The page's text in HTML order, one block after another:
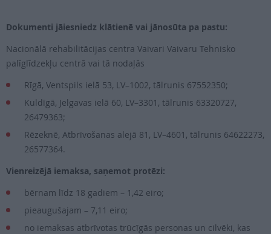
Dokumenti jāiesniedz klātienē vai jānosūta pa pastu:
Nacionālā rehabilitācijas centra Vaivari Vaivaru Tehnisko
palīglīdzekļu centrā vai tā nodaļās
Rīgā, Ventspils ielā 53, LV–1002, tālrunis 67552350;
Kuldīgā, Jelgavas ielā 60, LV–3301, tālrunis 63320727,
26479363;
Rēzeknē, Atbrīvošanas alejā 81, LV–4601, tālrunis 64622273,
26577364.
Vienreizējā iemaksa, saņemot protēzi:
bērnam līdz 18 gadiem – 1,42 eiro;
pieaugušajam – 7,11 eiro;
no iemaksas atbrīvotas trūcīgās personas un cilvēki, kas